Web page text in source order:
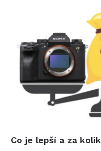
Co je lepší a za kolik